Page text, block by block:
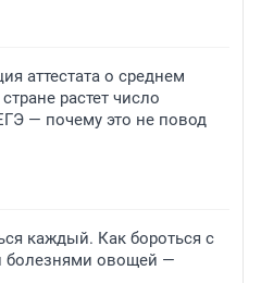
аттестата о среднем
растет число
— почему это не повод
каждый. Как бороться с
болезнями овощей —